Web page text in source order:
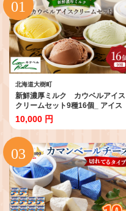
北海道大樹町
新鮮濃厚ミルク カウベルアイス
クリームセット9種16個_ アイス
アイスクリーム ジェラート カッ
プアイス スイーツ デザート 北海
道 大樹町 人気 美味しい バニラア
イス バニラ チョコ ミルク メロン
【1398012】
10,000 円